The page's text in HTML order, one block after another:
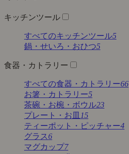
キッチンツール
すべてのキッチンツール5
鍋・せいろ・おひつ5
食器・カトラリー
すべての食器・カトラリー66
お箸・カトラリー5
茶碗・お椀・ボウル23
プレート・お皿 15
ティーポット・ピッチャー4
グラス6
マグカップ7